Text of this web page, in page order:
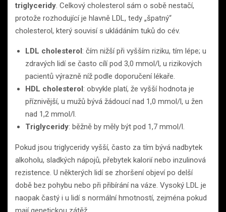
triglyceridy. Celkový cholesterol sám o sobě nestačí,
protože rozhodující je hlavně LDL, tedy „špatný“
cholesterol, který souvisí s ukládáním tuků do cév.
LDL cholesterol: čím nižší při vyšším riziku, tím lépe; u
zdravých lidí se často cílí pod 3,0 mmol/l, u rizikových
pacientů výrazně níž podle doporučení lékaře.
HDL cholesterol: obvykle platí, že vyšší hodnota je
příznivější, u mužů bývá žádoucí nad 1,0 mmol/l, u žen
nad 1,2 mmol/l.
Triglyceridy: běžně by měly být pod 1,7 mmol/l.
Pokud jsou triglyceridy vyšší, často za tím bývá nadbytek
alkoholu, sladkých nápojů, přebytek kalorií nebo inzulinová
rezistence. U některých lidí se zhoršení objeví po delší
době bez pohybu nebo při přibírání na váze. Vysoký LDL je
naopak častý i u lidí s normální hmotností, zejména pokud